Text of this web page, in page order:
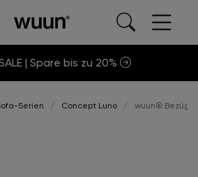
| Spare bis zu 20%
Serien Concept Luno wuun® Bezüge